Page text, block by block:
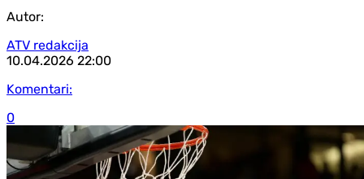
Autor:
ATV redakcija
10.04.2026 22:00
Komentari:
0